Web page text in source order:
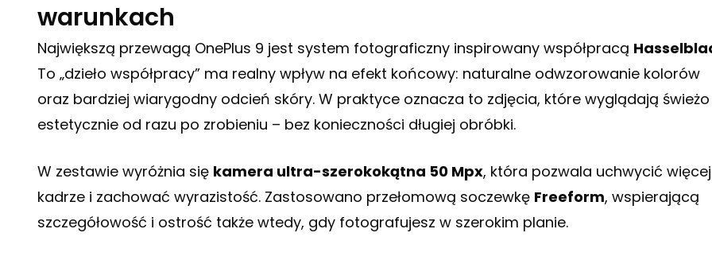
warunkach
Największą przewagą OnePlus 9 jest system fotograficzny inspirowany współpracą
To „dzieło współpracy” ma realny wpływ na efekt końcowy: naturalne odwzorowanie kolorów
oraz bardziej wiarygodny odcień skóry. W praktyce oznacza to zdjęcia, które wyglądają świeżo
estetycznie od razu po zrobieniu – bez konieczności długiej obróbki.
W zestawie wyróżnia się kamera ultra-szerokokątna 50 Mpx, która pozwala uchwycić
kadrze i zachować wyrazistość. Zastosowano przełomową soczewkę Freeform, wspierającą
szczegółowość i ostrość także wtedy, gdy fotografujesz w szerokim planie.